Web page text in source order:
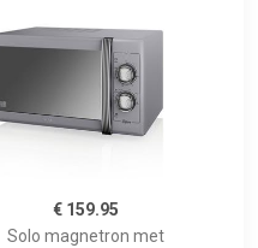
€ 159.95
Solo magnetron met